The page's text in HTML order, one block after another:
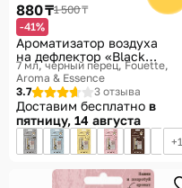
880 ₸1 500 ₸
-41%
Ароматизатор воздуха
на дефлектор «Black
Pepper»
7 мл, черный перец Fouette,
Aroma & Essence
3.7
3 отзыва
Доставим бесплатно в
пятницу, 14 августа
1